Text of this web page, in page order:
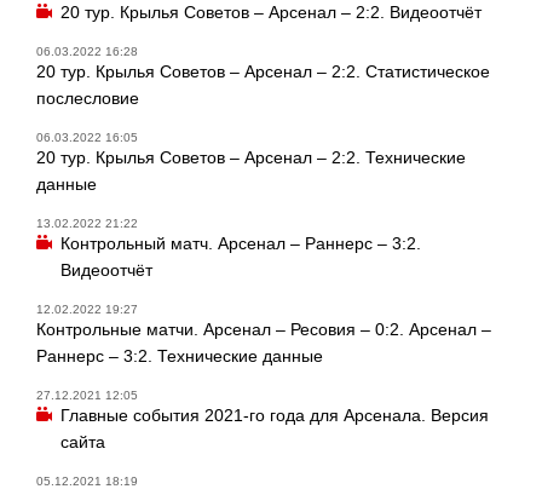
20 тур. Крылья Советов – Арсенал – 2:2. Видеоотчёт
06.03.2022 16:28
20 тур. Крылья Советов – Арсенал – 2:2. Статистическое
послесловие
06.03.2022 16:05
20 тур. Крылья Советов – Арсенал – 2:2. Технические
данные
13.02.2022 21:22
Контрольный матч. Арсенал – Раннерс – 3:2.
Видеоотчёт
12.02.2022 19:27
Контрольные матчи. Арсенал – Ресовия – 0:2. Арсенал –
Раннерс – 3:2. Технические данные
27.12.2021 12:05
Главные события 2021-го года для Арсенала. Версия
сайта
05.12.2021 18:19